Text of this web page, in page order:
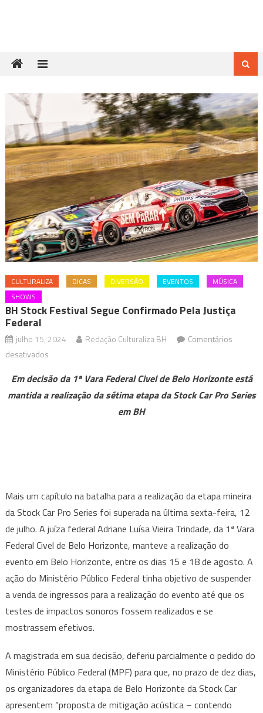
CULTURALIZA DICAS DIVERSÃO EVENTOS
MÚSICA
SHOWS
BH Stock Festival Segue Confirmado Pela Justiça
Federal
julho 15, 2024 Redação Culturaliza BH
Comentários
desativadosem
Stock
Festival
Em decisão da 1ª Vara Federal Civel de Belo Horizonte está
mantida a realização da sétima etapa da Stock Car Pro Series
em BH
Mais um capítulo na batalha para a realização da etapa mineira
da Stock Car Pro Series foi superada na última sexta-feira, 12
de julho. A juíza federal Adriane Luísa Vieira Trindade, da 1ª Vara
Federal Civel de Belo Horizonte, manteve a realização do
evento em Belo Horizonte, entre os dias 15 e 18 de agosto. A
ação do Ministério Público Federal tinha objetivo de suspender
a venda de ingressos para a realização do evento até que os
testes de impactos sonoros fossem realizados e se
mostrassem efetivos.
A magistrada em sua decisão, deferiu parcialmente o pedido do
Ministério Público Federal (MPF) para que, no prazo de dez dias,
os organizadores da etapa de Belo Horizonte da Stock Car
apresentem “proposta de mitigação acústica – contendo